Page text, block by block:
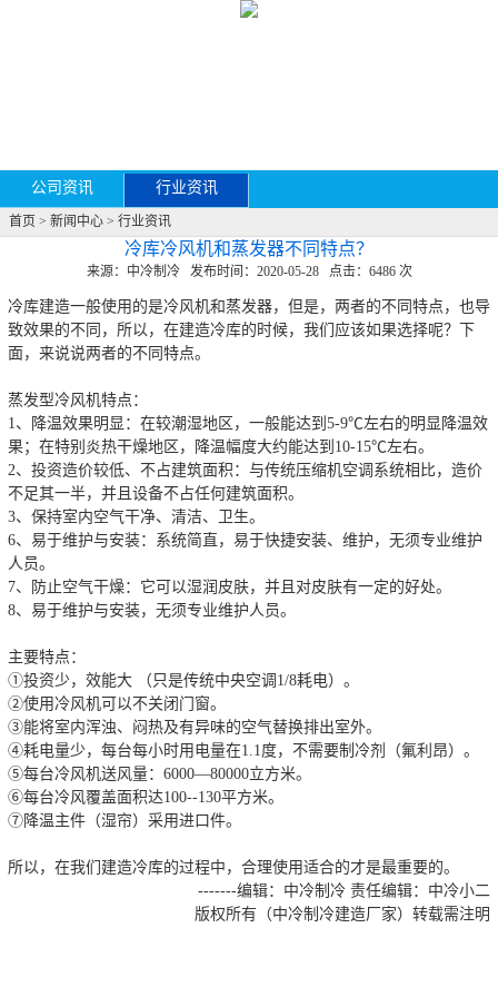
公司资讯 行业资讯
首页 > 新闻中心 > 行业资讯
冷库冷风机和蒸发器不同特点？
来源：中冷制冷 发布时间：2020-05-28 点击：6486 次
冷库建造一般使用的是冷风机和蒸发器，但是，两者的不同特点，也导
致效果的不同，所以，在建造冷库的时候，我们应该如果选择呢？下
面，来说说两者的不同特点。
蒸发型冷风机特点：
1、降温效果明显：在较潮湿地区，一般能达到5-9℃左右的明显降温效
果；在特别炎热干燥地区，降温幅度大约能达到10-15℃左右。
2、投资造价较低、不占建筑面积：与传统压缩机空调系统相比，造价
不足其一半，并且设备不占任何建筑面积。
3、保持室内空气干净、清洁、卫生。
6、易于维护与安装：系统简直，易于快捷安装、维护，无须专业维护
人员。
7、防止空气干燥：它可以湿润皮肤，并且对皮肤有一定的好处。
8、易于维护与安装，无须专业维护人员。
主要特点：
①投资少，效能大 （只是传统中央空调1/8耗电）。
②使用冷风机可以不关闭门窗。
③能将室内浑浊、闷热及有异味的空气替换排出室外。
④耗电量少，每台每小时用电量在1.1度，不需要制冷剂（氟利昂）。
⑤每台冷风机送风量：6000—80000立方米。
⑥每台冷风覆盖面积达100--130平方米。
⑦降温主件（湿帘）采用进口件。
所以，在我们建造冷库的过程中，合理使用适合的才是最重要的。
-------编辑：中冷制冷 责任编辑：中冷小二
版权所有（中冷制冷建造厂家）转载需注明